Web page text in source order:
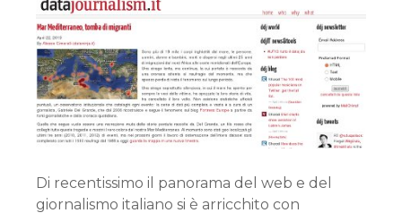
Di recentissimo il panorama del web e del
giornalismo italiano si è arricchito con